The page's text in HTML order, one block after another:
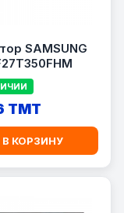
SAMSUNG
TMT
В КОРЗИНУ